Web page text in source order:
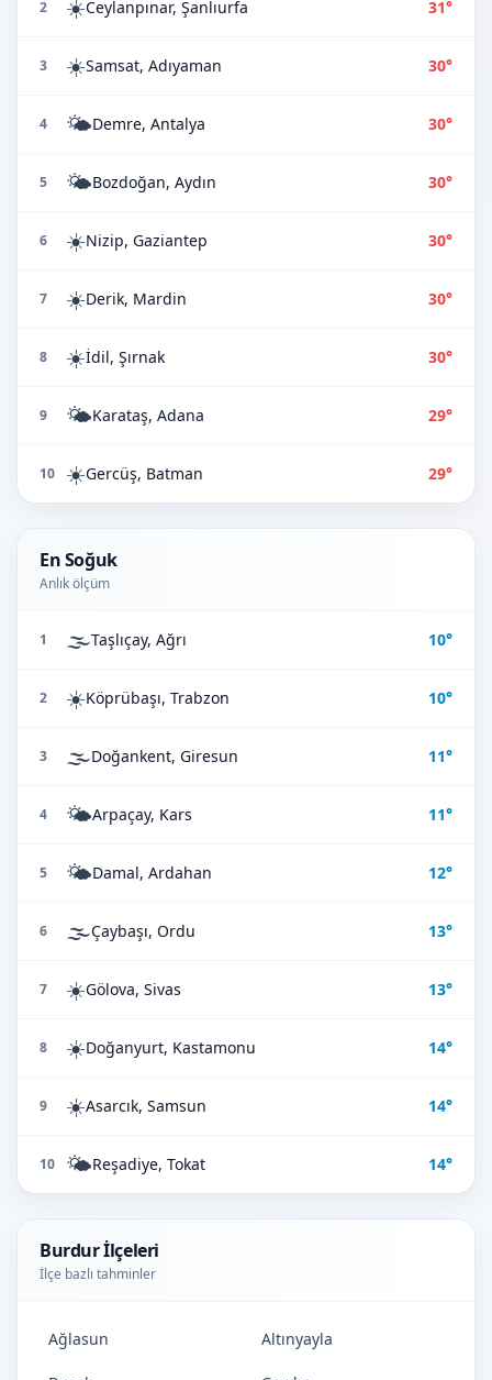
2 ☀️Ceylanpınar, Şanlıurfa 31°
3 ☀️Samsat, Adıyaman 30°
4 🌤️Demre, Antalya 30°
5 🌤️Bozdoğan, Aydın 30°
6 ☀️Nizip, Gaziantep 30°
7 ☀️Derik, Mardin 30°
8 ☀️İdil, Şırnak 30°
9 🌤️Karataş, Adana 29°
10 ☀️Gercüş, Batman 29°
En Soğuk
Anlık ölçüm
1 🌫️Taşlıçay, Ağrı 10°
2 ☀️Köprübaşı, Trabzon 10°
3 🌫️Doğankent, Giresun 11°
4 🌤️Arpaçay, Kars 11°
5 🌤️Damal, Ardahan 12°
6 🌫️Çaybaşı, Ordu 13°
7 ☀️Gölova, Sivas 13°
8 ☀️Doğanyurt, Kastamonu 14°
9 ☀️Asarcık, Samsun 14°
10 🌤️Reşadiye, Tokat 14°
Burdur İlçeleri
İlçe bazlı tahminler
Ağlasun Altınyayla